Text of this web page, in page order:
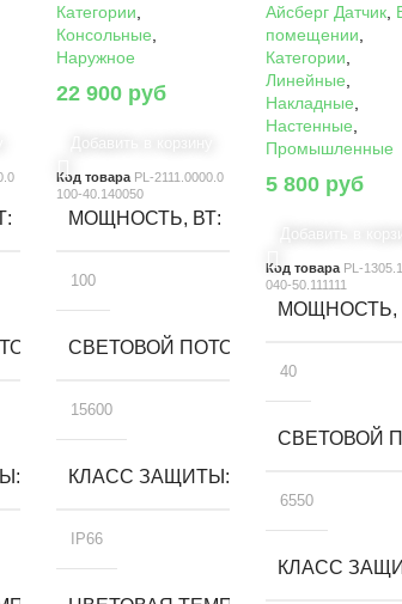
ЛМ
Категории
Консольные
Наружное
22 900 руб
Код товара PL-2111.0000.0
100-40.140050
МОЩНОСТЬ, ВТ
100
СВЕТОВОЙ ПОТОК, ЛМ
15600
КЛАСС ЗАЩИТЫ
IP66
Айсберг Датчик,
помещении
Категории
Линейные
Накладные
Настенные
Промышленные
5 800 руб
Код товара PL-
040-50.111111
МОЩНОСТЬ,
40
СВЕТОВОЙ
6550
КЛАСС